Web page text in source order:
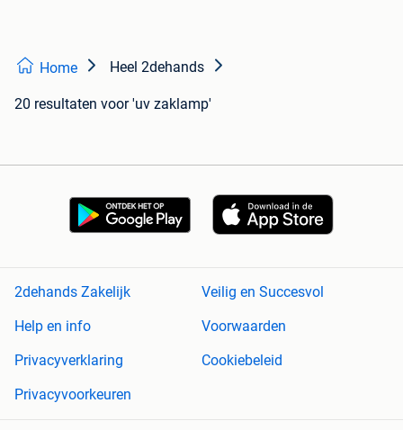
Home Heel 2dehands
20 resultaten voor 'uv zaklamp'
2dehands Zakelijk
Veilig en Succesvol
Help en info
Voorwaarden
Privacyverklaring
Cookiebeleid
Privacyvoorkeuren